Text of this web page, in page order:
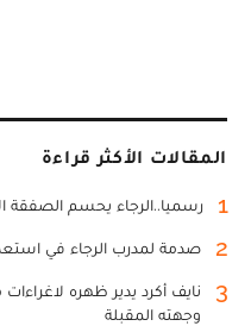
المقالات الأكثر قراءة
1 رسميا..الرجاء يحسم الصفقة
2 صدمة لمدرب الرجاء في
3
نايف أكرد يدير ظهره
وجهته المقبلة